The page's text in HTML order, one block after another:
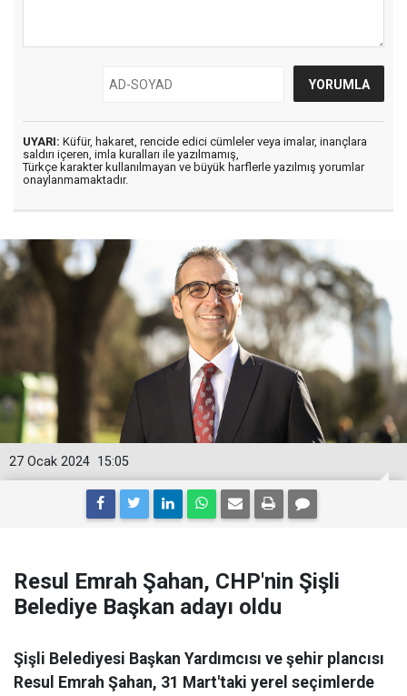
UYARI: Küfür, hakaret, rencide edici cümleler veya imalar, inançlara
saldırı içeren, imla kuralları ile yazılmamış,
Türkçe karakter kullanılmayan ve büyük harflerle yazılmış yorumlar
onaylanmamaktadır.
15:05
27 Ocak 2024
Resul Emrah Şahan, CHP'nin Şişli
Belediye Başkan adayı oldu
Şişli Belediyesi Başkan Yardımcısı ve şehir plancısı
Resul Emrah Şahan, 31 Mart'taki yerel seçimlerde